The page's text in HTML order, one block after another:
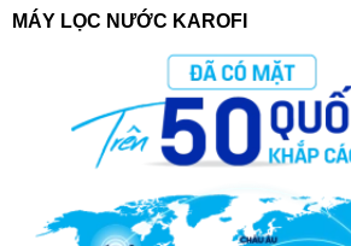
MÁY LỌC NƯỚC KAROFI